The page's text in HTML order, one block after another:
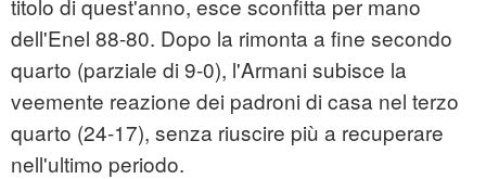
dell'Enel 88-80. Dopo la rimonta a fine secondo
quarto (parziale di 9-0), l'Armani subisce la
veemente reazione dei padroni di casa nel terzo
quarto (24-17), senza riuscire più a recuperare
nell'ultimo periodo.